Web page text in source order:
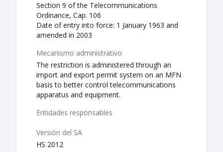
Section 9 of the Telecommunications
Ordinance, Cap. 106
Date of entry into force: 1 January 1963 and
amended in 2003
Mecanismo administrativo
The restriction is administered through an
import and export permit system on an MFN
basis to better control telecommunications
apparatus and equipment.
Entidades responsables
Versión del SA
HS 2012